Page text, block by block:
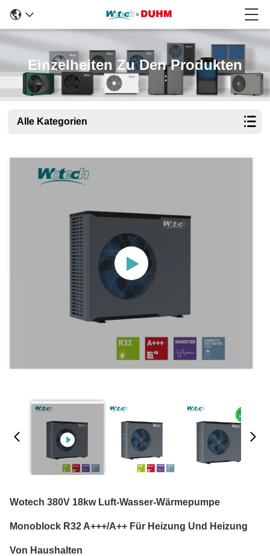
Einzelheiten Zu Den Produkten
Alle Kategorien
Wotech 380V 18kw Luft-Wasser-Wärmepumpe
Monoblock R32 A+++/A++ Für Heizung Und Heizung
Von Haushalten